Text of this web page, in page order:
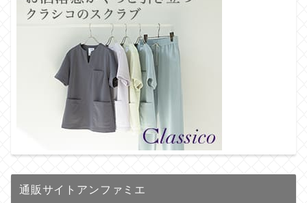
通販サイトアンファミエ